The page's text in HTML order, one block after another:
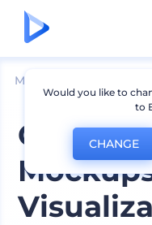
Mockups
Would you like to
to
CHANGE